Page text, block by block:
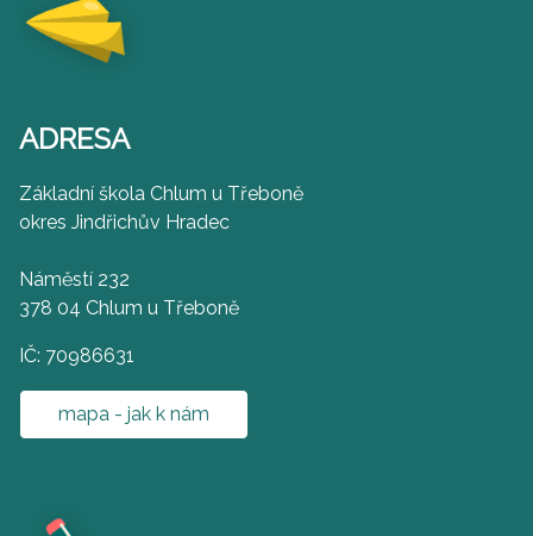
ADRESA
Základní škola Chlum u Třeboně
okres Jindřichův Hradec
Náměstí 232
378 04 Chlum u Třeboně
IČ: 70986631
mapa - jak k nám